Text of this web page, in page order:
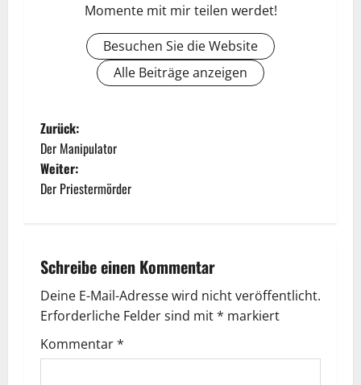
Momente mit mir teilen werdet!
Besuchen Sie die Website
Alle Beiträge anzeigen
Zurück:
Der Manipulator
Weiter:
Der Priestermörder
Schreibe einen Kommentar
Deine E-Mail-Adresse wird nicht veröffentlicht.
Erforderliche Felder sind mit* markiert
Kommentar*